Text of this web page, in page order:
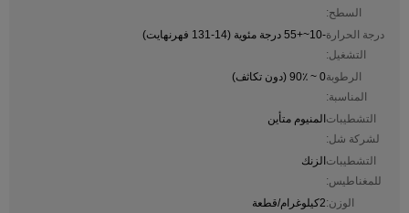
السطح:
درجة الحرارة
التشغيل:
-10~+55 درجة مئوية (14-131 فهرنهايت)
الرطوبة
المناسبة:
0 ~ 90٪ (دون تكاثف)
التشطيبات
لشركة شل:
المنيوم متأين
التشطيبات
للمغناطيس:
الزنك
الوزن:2كيلوغرام/قطعة